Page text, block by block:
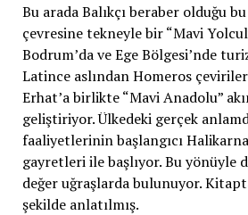
Bu arada Balıkçı beraber olduğu
çevresine tekneyle bir “Mavi
Bodrum’da ve Ege Bölgesi’nde
Latince aslından Homeros
Erhat’a birlikte “Mavi Anadolu”
geliştiriyor. Ülkedeki gerçek
faaliyetlerinin başlangıcı
gayretleri ile başlıyor. Bu yönüyle
değer uğraşlarda bulunuyor.
şekilde anlatılmış.